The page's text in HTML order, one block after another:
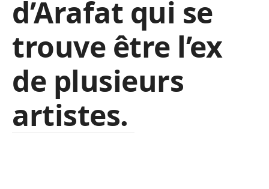
d’Arafat qui se
trouve être l’ex
de plusieurs
artistes.